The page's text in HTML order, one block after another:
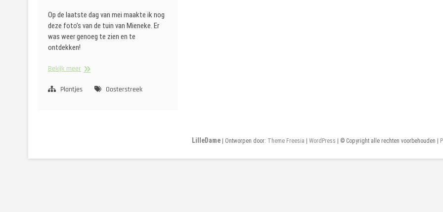
Op de laatste dag van mei maakte ik nog
deze foto’s van de tuin van Mieneke. Er
was weer genoeg te zien en te
ontdekken!
Bekijk meer De
in
Plantjes Oosterstreek
LilleDame | Ontworpen door: Theme Freesia | WordPress | © Copyright alle rechten voorbehouden |